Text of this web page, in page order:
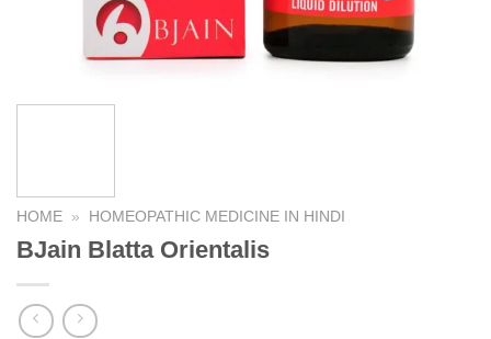
HOME » HOMEOPATHIC MEDICINE IN HINDI
BJain Blatta Orientalis